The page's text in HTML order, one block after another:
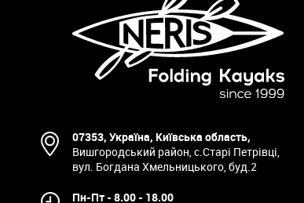
07353, Україна, Київська область,
Вишгородський район, с.Старі Петрівці,
вул. Богдана Хмельницького, буд.2
Пн-Пт - 8.00 - 18.00